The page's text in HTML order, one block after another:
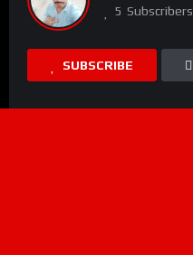
5 Subscribers
SUBSCRIBE